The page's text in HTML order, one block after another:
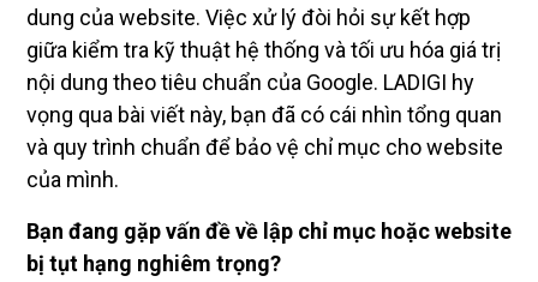
dung của website. Việc xử lý đòi hỏi sự kết hợp
giữa kiểm tra kỹ thuật hệ thống và tối ưu hóa giá trị
nội dung theo tiêu chuẩn của Google. LADIGI hy
vọng qua bài viết này, bạn đã có cái nhìn tổng quan
và quy trình chuẩn để bảo vệ chỉ mục cho website
của mình.
Bạn đang gặp vấn đề về lập chỉ mục hoặc website
bị tụt hạng nghiêm trọng?